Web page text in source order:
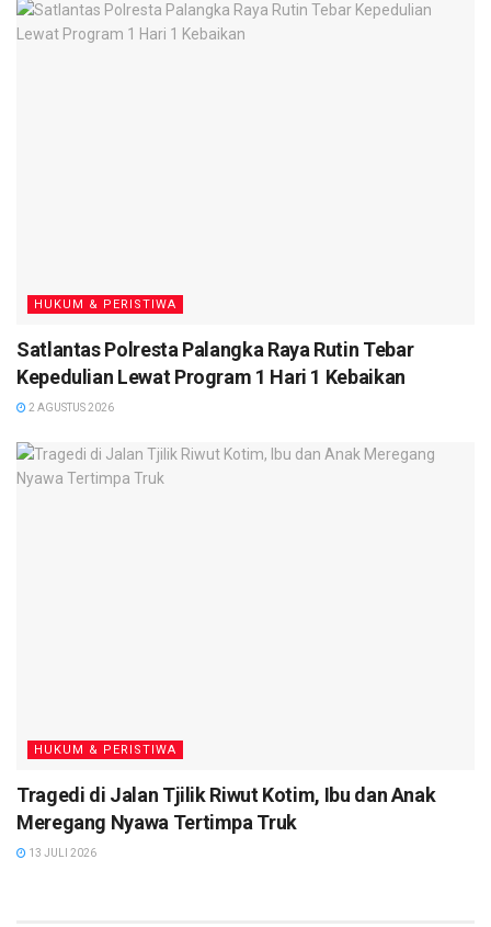
Ditambahkan Kapolres, pihaknya kini terus melakukan
pengembangan penyelidikan untuk mengetahui apakah para
HUKUM & PERISTIWA
Satlantas Polresta Palangka Raya Rutin Tebar
Kepedulian Lewat Program 1 Hari 1 Kebaikan
2 AGUSTUS 2026
HUKUM & PERISTIWA
Tragedi di Jalan Tjilik Riwut Kotim, Ibu dan Anak
Meregang Nyawa Tertimpa Truk
13 JULI 2026